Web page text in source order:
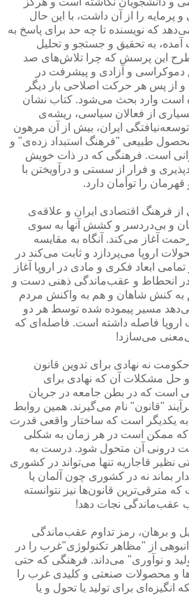
و پرمایه را از آن داشت، با این حال
كه نویسنده تا چه حد برای پاسخ به
به تحقیق و جستجو و تحلیل
طرح این پرسش كه چرا تلاش‌های صد
دموكراسی و آزادی و پیشرفت در
از پس هر حركت اصلاحی بار دیگر
است وارد بحث می‌شود. كتاب نشان
از فعالان سیاسی، ریشه‌ی
ایران، بیش از آن مرهون
طبیعی "فرهنگ استبداد زده‌ی" و
است. فرهنگی كه در ذات خویش
و فرار از سستی و درآویختن با
را توأمان دارد.
از فرهنگ اقتصادی ایران و علاقه‌ی
و بی‌دردسر و كشش آنها به سوی
آغاز می‌كند. آنگاه به مقایسه
اروپا می‌پردازد و ثابت می‌كند در
ابعاد فكری و مادی در اروپا آغاز
در انحطاط و عقب‌ماندگی ذهنی دست و
به كنش شاهان و هم به واكنش مردم
مسیر پیموده شده توسط هر دو
فاصله داشته است. فاصله‌ای كه
می‌سازد!
نه نهادی برای تدوین قانون
حل مشكلات آن كه نهادی برای
است كه در بطن جامعه در جریان
"قانون" نام می‌گیرند. همین روابط
به یكدیگر است كه ساختار واقعی قدرت
كه ممكن است در هر زمان به شكلی
درونی آن متحول شود. درست به
قاجاریه تنها می‌تواند در كشوری
بماند نه در كشوری چون آلمان یا
مترقی‌ترین قانون‌ها نیز نتوانسته
عقب‌ماندگی نجات دهد!
و برهان، رمز تداوم عقب‌ماندگی
از "مظاهر تكنولوژی"‌غرب را در
و نوآوری" می‌داند. فرهنگی كه حتی
و محصولات صنعتی و كلیدی غرب را
برای تولید یا تحول و یا